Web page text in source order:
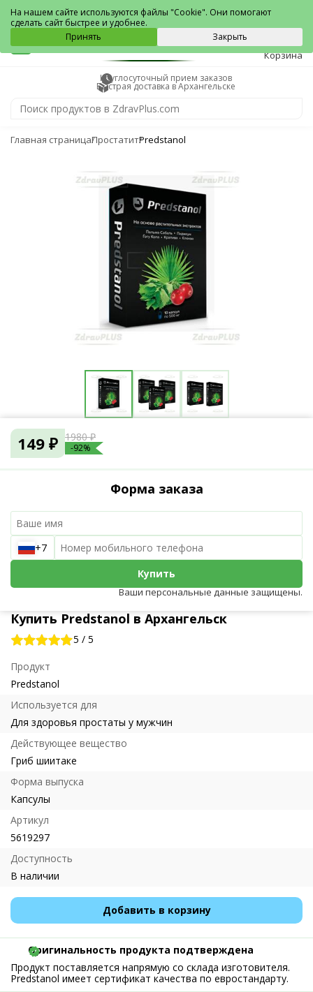
Архангельск
0
Корзина
Круглосуточный прием заказов
Быстрая доставка в Архангельске
Главная страницаПростатитPredstanol
Купить Predstanol в Архангельск
5 / 5
Продукт
Predstanol
Используется для
Для здоровья простаты у мужчин
Действующее вещество
Гриб шиитаке
Форма выпуска
Капсулы
Артикул
5619297
Доступность
В наличии
Добавить в корзину
149 ₽ 1980 ₽
-92%
Форма заказа
+7
Купить
Ваши персональные данные защищены.
Оригинальность продукта подтверждена
Продукт поставляется напрямую со склада изготовителя.
Predstanol имеет сертификат качества по евростандарту.
На нашем сайте используются файлы "Cookie". Они помогают
сделать сайт быстрее и удобнее.
Принять
Закрыть